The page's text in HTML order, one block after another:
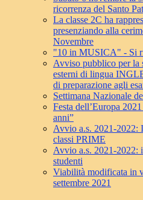
ricorrenza del Santo
La classe 2C ha
presenziando alla
Novembre
"10 in MUSICA" - Si
Avviso pubblico per la
esterni di lingua
di preparazione agli
Settimana Nazionale
Festa dell’Europa
anni”
Avvio a.s. 2021-2022:
classi PRIME
Avvio a.s. 2021-
studenti
Viabilità modificata in
settembre 2021